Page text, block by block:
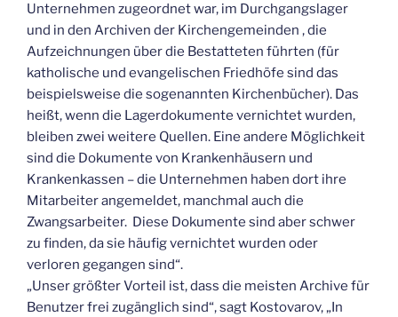
Unternehmen zugeordnet war, im Durchgangslager
und in den Archiven der Kirchengemeinden , die
Aufzeichnungen über die Bestatteten führten (für
katholische und evangelischen Friedhöfe sind das
beispielsweise die sogenannten Kirchenbücher). Das
heißt, wenn die Lagerdokumente vernichtet wurden,
bleiben zwei weitere Quellen. Eine andere Möglichkeit
sind die Dokumente von Krankenhäusern und
Krankenkassen – die Unternehmen haben dort ihre
Mitarbeiter angemeldet, manchmal auch die
Zwangsarbeiter. Diese Dokumente sind aber schwer
zu finden, da sie häufig vernichtet wurden oder
verloren gegangen sind“.
„Unser größter Vorteil ist, dass die meisten Archive für
Benutzer frei zugänglich sind“, sagt Kostovarov, „In